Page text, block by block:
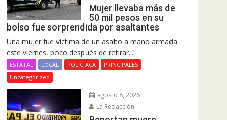
Mujer llevaba más de
50 mil pesos en su
bolso fue sorprendida por asaltantes
Una mujer fue víctima de un asalto a mano armada
este viernes, poco después de retirar...
ESTATAL LOCAL POLICIACA
PRINCIPALES
Uncategorized
agosto 8, 2026
La Redacción